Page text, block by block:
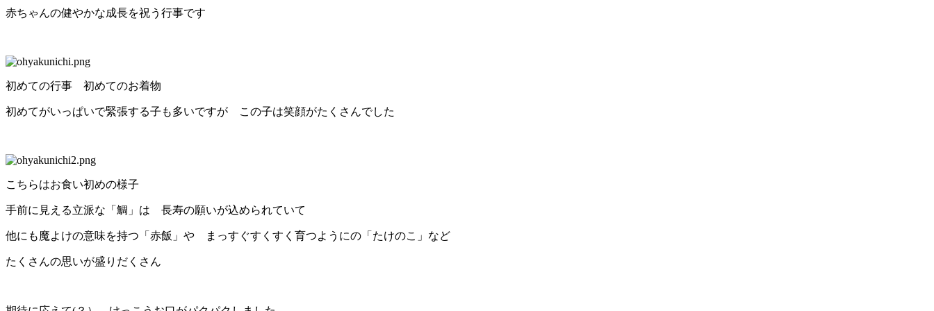
赤ちゃんの健やかな成長を祝う行事です
初めての行事 初めてのお着物
初めてがいっぱいで緊張する子も多いですが この子は笑顔がたくさんでした
こちらはお食い初めの様子
手前に見える立派な「鯛」は 長寿の願いが込められていて
他にも魔よけの意味を持つ「赤飯」や まっすぐすくすく育つようにの「たけのこ」など
たくさんの思いが盛りだくさん